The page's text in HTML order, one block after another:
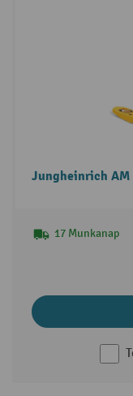
Jungheinrich AM
17 Munkanap